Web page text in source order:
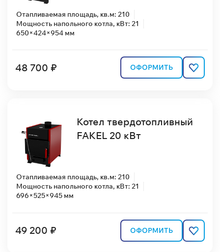
Отапливаемая площадь, кв.м: 210
Мощность напольного котла, кВт: 21
650×424×954 мм
48 700 ₽ ОФОРМИТЬ
Котел твердотопливный
FAKEL 20 кВт
Отапливаемая площадь, кв.м: 210
Мощность напольного котла, кВт: 21
696×525×945 мм
49 200 ₽ ОФОРМИТЬ